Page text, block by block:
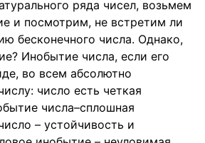
ряда чисел, возьмем
и посмотрим, не встретим ли
бесконечного числа. Однако,
Инобытие числа, если его
во всем абсолютно
число есть четкая
числа–сплошная
– устойчивость и